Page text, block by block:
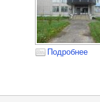
Подробнее